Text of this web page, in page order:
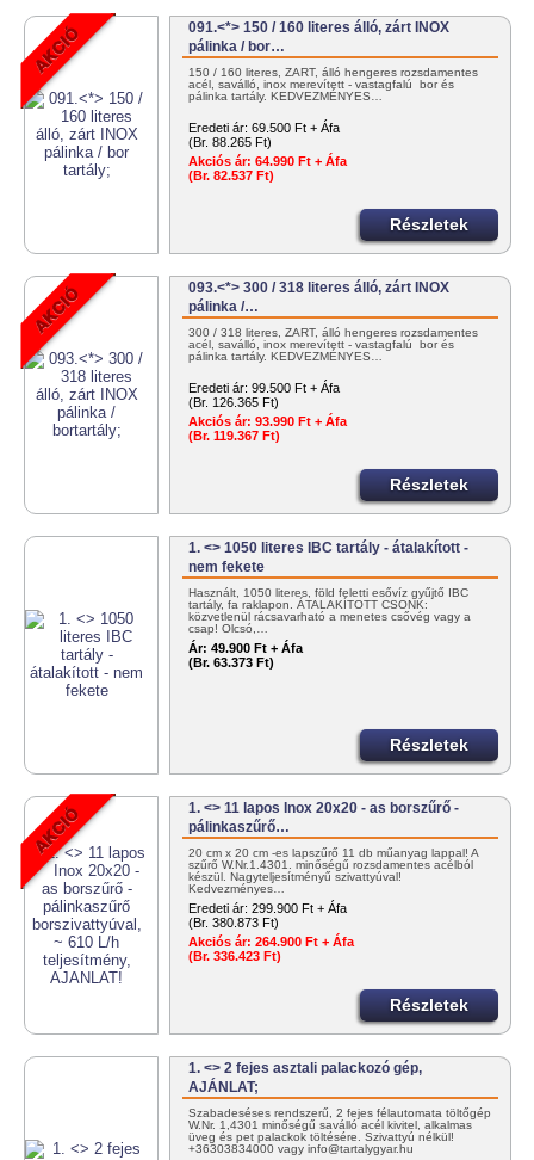
091.<*> 150 / 160 literes álló, zárt INOX
pálinka / bor…
150 / 160 literes, ZÁRT, álló hengeres rozsdamentes
acél, saválló, inox merevített - vastagfalú bor és
pálinka tartály. KEDVEZMÉNYES…
Eredeti ár: 69.500 Ft + Áfa
(Br. 88.265 Ft)
Akciós ár: 64.990 Ft + Áfa
(Br. 82.537 Ft)
Részletek
093.<*> 300 / 318 literes álló, zárt INOX
pálinka /…
300 / 318 literes, ZÁRT, álló hengeres rozsdamentes
acél, saválló, inox merevített - vastagfalú bor és
pálinka tartály. KEDVEZMÉNYES…
Eredeti ár: 99.500 Ft + Áfa
(Br. 126.365 Ft)
Akciós ár: 93.990 Ft + Áfa
(Br. 119.367 Ft)
Részletek
1. <> 1050 literes IBC tartály - átalakított -
nem fekete
Használt, 1050 literes, föld feletti esővíz gyűjtő IBC
tartály, fa raklapon. ÁTALAKÍTOTT CSONK:
közvetlenül rácsavarható a menetes csővég vagy a
csap! Olcsó,…
Ár: 49.900 Ft + Áfa
(Br. 63.373 Ft)
Részletek
1. <> 11 lapos Inox 20x20 - as borszűrő -
pálinkaszűrő…
20 cm x 20 cm -es lapszűrő 11 db műanyag lappal! A
szűrő W.Nr.1.4301. minőségű rozsdamentes acélból
készül. Nagyteljesítményű szivattyúval!
Kedvezményes…
Eredeti ár: 299.900 Ft + Áfa
(Br. 380.873 Ft)
Akciós ár: 264.900 Ft + Áfa
(Br. 336.423 Ft)
Részletek
1. <> 2 fejes asztali palackozó gép,
AJÁNLAT;
Szabadeséses rendszerű, 2 fejes félautomata töltőgép
W.Nr. 1,4301 minőségű saválló acél kivitel, alkalmas
üveg és pet palackok töltésére. Szivattyú nélkül!
+36303834000 vagy info@tartalygyar.hu